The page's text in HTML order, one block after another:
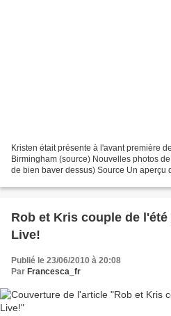
Kristen était présente à l'avant première
Birmingham (source) Nouvelles photos
de bien baver dessus) Source Un aperçu
Rob et Kris couple de
Live!
Publié le 23/06/2010 à 20:08
Par Francesca_fr